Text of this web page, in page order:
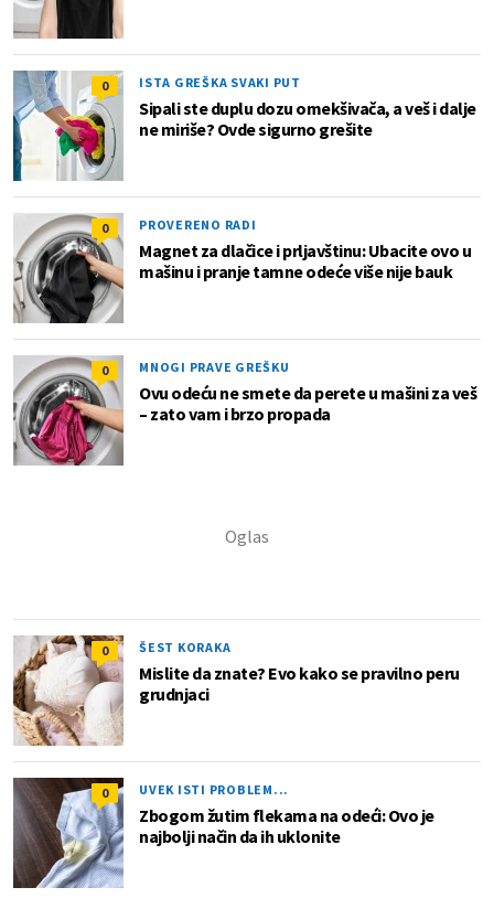
0 ISTA GREŠKA SVAKI PUT
Sipali ste duplu dozu omekšivača, a veš i dalje
ne miriše? Ovde sigurno grešite
0 PROVERENO RADI
Magnet za dlačice i prljavštinu: Ubacite ovo u
mašinu i pranje tamne odeće više nije bauk
0 MNOGI PRAVE GREŠKU
Ovu odeću ne smete da perete u mašini za veš
– zato vam i brzo propada
0 ŠEST KORAKA
Mislite da znate? Evo kako se pravilno peru
grudnjaci
0 UVEK ISTI PROBLEM...
Zbogom žutim flekama na odeći: Ovo je
najbolji način da ih uklonite